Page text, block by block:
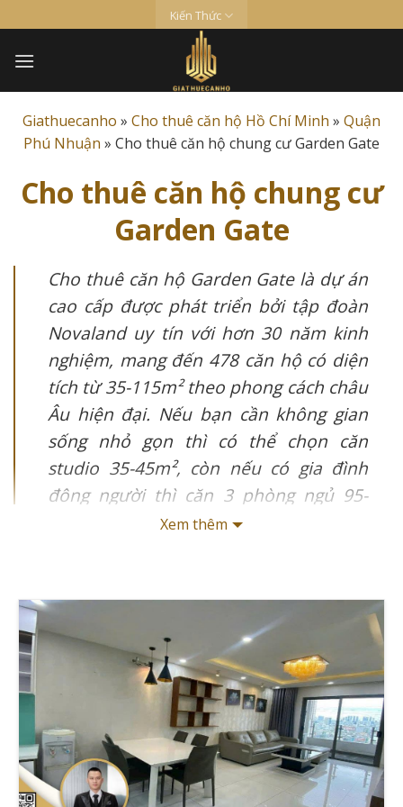
to
content
Kiến Thức
Giathuecanho » Cho thuê căn hộ Hồ Chí Minh » Quận
Phú Nhuận » Cho thuê căn hộ chung cư Garden Gate
Cho thuê căn hộ chung cư
Garden Gate
Cho thuê căn hộ Garden Gate là dự án
cao cấp được phát triển bởi tập đoàn
Novaland uy tín với hơn 30 năm kinh
nghiệm, mang đến 478 căn hộ có diện
tích từ 35-115m² theo phong cách châu
Âu hiện đại. Nếu bạn cần không gian
sống nhỏ gọn thì có thể chọn căn
studio 35-45m², còn nếu có gia đình
đông người thì căn 3 phòng ngủ 95-
115m² sẽ phù hợp hơn. Sở hữu mật độ
tư cho cư dân, đặc biệt phù hợp với
những ai muốn tận hưởng cuộc sống
chất lượng tại trung tâm thành phố.
Garden Gate đang là tâm điểm thu hút sự quan tâm của
cộng đồng người thuê căn hộ tại TP.HCM với vị trí chiến
lược và tiện ích đẳng cấp. Cùng với Giathuecanho khám
phá chi tiết về chủ đầu tư uy tín Novaland, thiết kế hiện
đại và đa dạng loại hình căn hộ tại dự án này.
Xem thêm